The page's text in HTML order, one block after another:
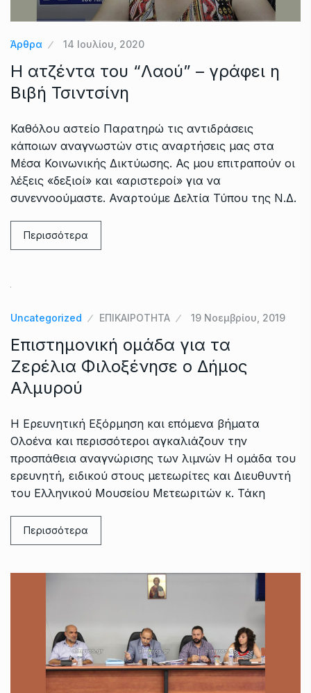
Άρθρα 14 Ιουλίου, 2020
Η ατζέντα του “Λαού” – γράφει η
Βιβή Τσιντσίνη
Καθόλου αστείο Παρατηρώ τις αντιδράσεις
κάποιων αναγνωστών στις αναρτήσεις μας στα
Μέσα Κοινωνικής Δικτύωσης. Ας μου επιτραπούν οι
λέξεις «δεξιοί» και «αριστεροί» για να
συνεννοούμαστε. Αναρτούμε Δελτία Τύπου της Ν.Δ.
Περισσότερα
Uncategorized ΕΠΙΚΑΙΡΟΤΗΤΑ 19 Νοεμβρίου, 2019
Επιστημονική ομάδα για τα
Ζερέλια Φιλοξένησε ο Δήμος
Αλμυρού
Η Ερευνητική Εξόρμηση και επόμενα βήματα
Ολοένα και περισσότεροι αγκαλιάζουν την
προσπάθεια αναγνώρισης των λιμνών Η ομάδα του
ερευνητή, ειδικού στους μετεωρίτες και Διευθυντή
του Ελληνικού Μουσείου Μετεωριτών κ. Τάκη
Περισσότερα